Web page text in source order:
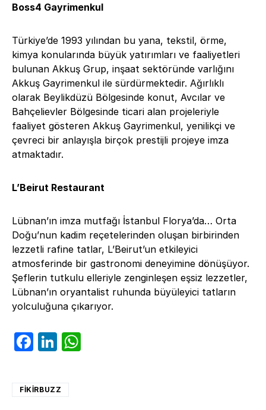
Boss4 Gayrimenkul
Türkiye’de 1993 yılından bu yana, tekstil, örme,
kimya konularında büyük yatırımları ve faaliyetleri
bulunan Akkuş Grup, inşaat sektöründe varlığını
Akkuş Gayrimenkul ile sürdürmektedir. Ağırlıklı
olarak Beylikdüzü Bölgesinde konut, Avcılar ve
Bahçelievler Bölgesinde ticari alan projeleriyle
faaliyet gösteren Akkuş Gayrimenkul, yenilikçi ve
çevreci bir anlayışla birçok prestijli projeye imza
atmaktadır.
L’Beirut Restaurant
Lübnan’ın imza mutfağı İstanbul Florya’da… Orta
Doğu’nun kadim reçetelerinden oluşan birbirinden
lezzetli rafine tatlar, L’Beirut’un etkileyici
atmosferinde bir gastronomi deneyimine dönüşüyor.
Şeflerin tutkulu elleriyle zenginleşen eşsiz lezzetler,
Lübnan’ın oryantalist ruhunda büyüleyici tatların
yolculuğuna çıkarıyor.
Facebook
LinkedIn
FIKIRBUZZ